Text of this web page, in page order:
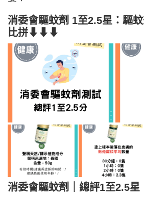
消委會驅蚊劑 1至2.5星：驅
比拼⬇⬇⬇
消委會驅蚊劑｜總評1至2.5星